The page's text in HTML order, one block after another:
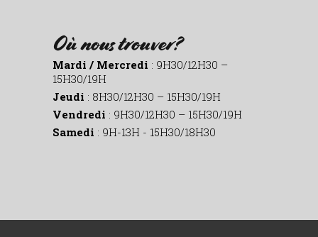
Où nous trouver?
Mardi / Mercredi : 9H30/12H30 –
15H30/19H
Jeudi : 8H30/12H30 – 15H30/19H
Vendredi : 9H30/12H30 – 15H30/19H
Samedi : 9H-13H - 15H30/18H30